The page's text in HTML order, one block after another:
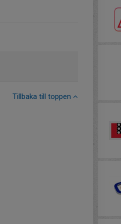
Tillbaka till toppen